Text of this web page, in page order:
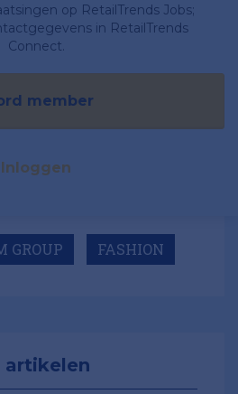
op RetailTrends Jobs;
in RetailTrends
Connect.
member
Inloggen
GROUP FASHION
artikelen